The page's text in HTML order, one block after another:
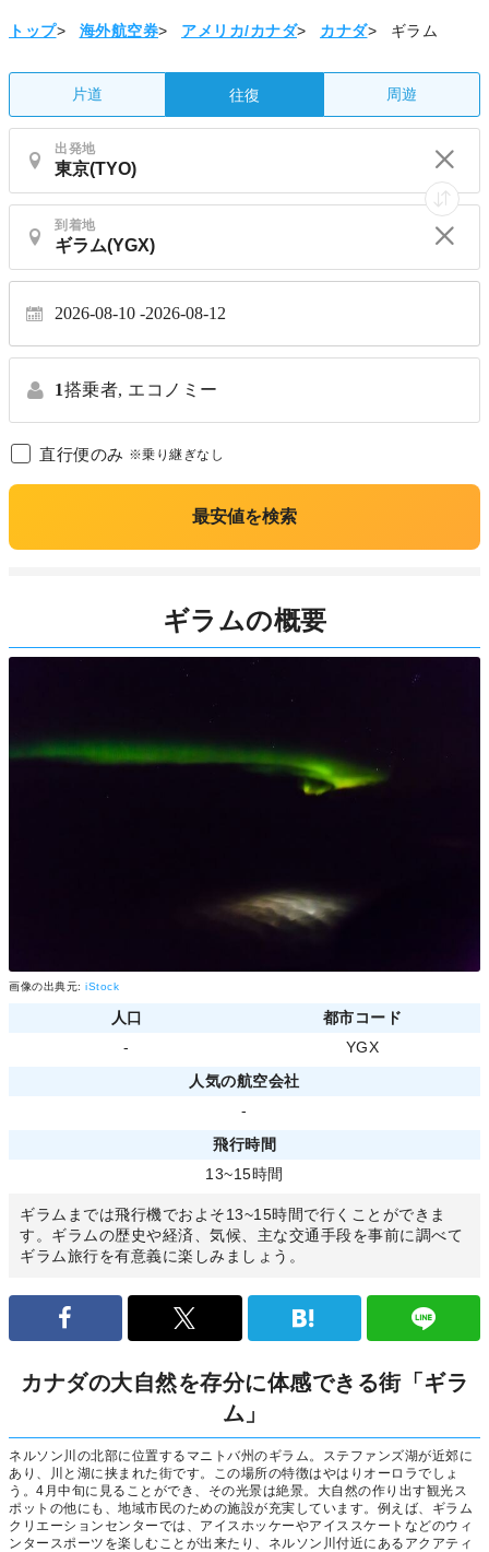
トップ> 海外航空券> アメリカ/カナダ> カナダ> ギラム
片道 往復 周遊
出発地
到着地
2026-08-10 2026-08-12
1搭乗者, エコノミー
直行便のみ ※乗り継ぎなし
最安値を検索
ギラムの概要
画像の出典元: iStock
人口
都市コード
-
YGX
人気の航空会社
-
飛行時間
13~15時間
ギラムまでは飛行機でおよそ13~15時間で行くことができま
す。ギラムの歴史や経済、気候、主な交通手段を事前に調べて
ギラム旅行を有意義に楽しみましょう。
カナダの大自然を存分に体感できる街「ギラ
ム」
ネルソン川の北部に位置するマニトバ州のギラム。ステファンズ湖が近郊に
あり、川と湖に挟まれた街です。この場所の特徴はやはりオーロラでしょ
う。4月中旬に見ることができ、その光景は絶景。大自然の作り出す観光ス
ポットの他にも、地域市民のための施設が充実しています。例えば、ギラム
クリエーションセンターでは、アイスホッケーやアイススケートなどのウィ
ンタースポーツを楽しむことが出来たり、ネルソン川付近にあるアクアティ